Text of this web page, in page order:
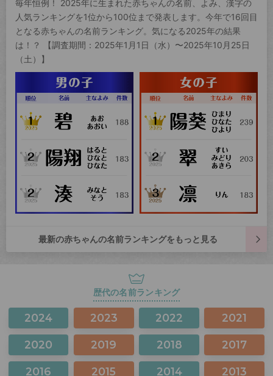
毎年恒例！ 2025年に生まれた赤ちゃんの名前、よみ、漢字の
人気ランキングを1位から100位まで発表します。今年で16回目
となる赤ちゃんの名前ランキング。気になる2025年の結果
は！？ 【調査期間：2025年1月1日（水）〜2025年10月25日
（土）】
最新の赤ちゃんの名前ランキングをもっと見る
歴代の名前ランキング
2024 2023 2022 2021
2020 2019 2018 2017
2016 2015 2014 2013